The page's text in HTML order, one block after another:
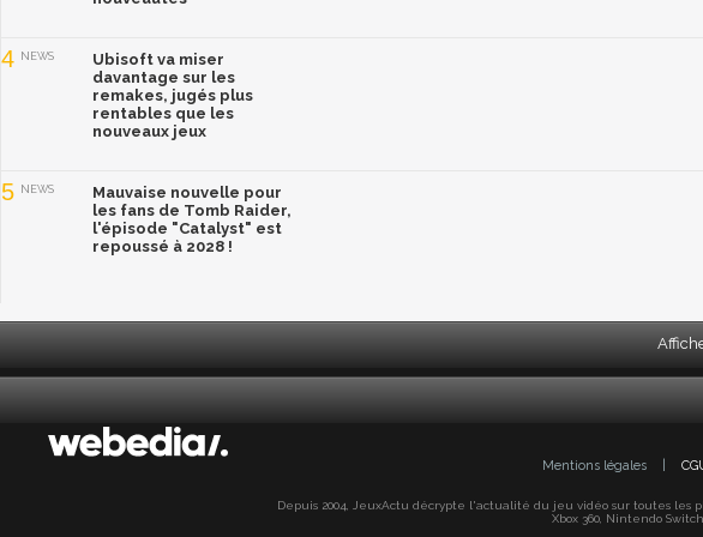
4 NEWS
Ubisoft va miser
davantage sur les
remakes, jugés plus
rentables que les
nouveaux jeux
5 NEWS
Mauvaise nouvelle pour
les fans de Tomb Raider,
l'épisode "Catalyst" est
repoussé à 2028 !
Mentions légales
Depuis 2004, JeuxActu décrypte l'actualité du jeu vidéo sur toutes les
Xbox 360, Nintendo